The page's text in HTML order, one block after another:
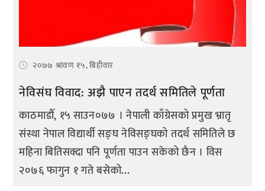
२०७७ श्रावण १५, बिहीवार
नेविसंघ विवाद: अझै पाएन तदर्थ समितिले पूर्णता
काठमाडौँ, १५ साउन०७७ । नेपाली काँग्रेसको प्रमुख भ्रातृ
संस्था नेपाल विद्यार्थी सङ्घ नेविसङ्घको तदर्थ समितिले छ
महिना बितिसक्दा पनि पूर्णता पाउन सकेको छैन । विस
२०७६ फागुन १ गते बसेको...